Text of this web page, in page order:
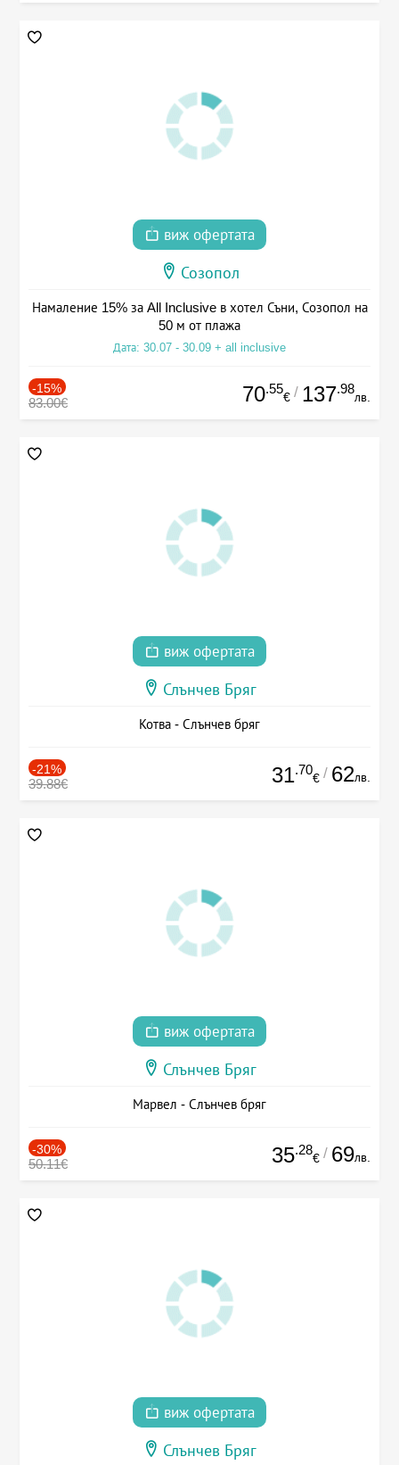
виж офертата
Созопол
Намаление 15% за All Inclusive в хотел Съни, Созопол на
50 м от плажа
Дата: 30.07 - 30.09 + all inclusive
-15%
83.00€ 70.55
€ / 137.98
лв.
виж офертата
Слънчев Бряг
Котва - Слънчев бряг
-21%
39.88€ 31.70
€ / 62лв.
виж офертата
Слънчев Бряг
Марвел - Слънчев бряг
-30%
50.11€ 35.28
€ / 69лв.
виж офертата
Слънчев Бряг